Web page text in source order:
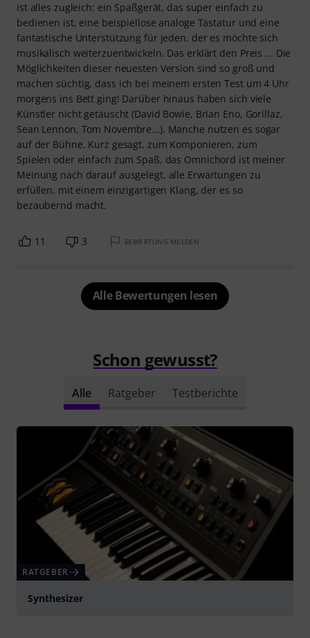
ist alles zugleich: ein Spaßgerät, das super einfach zu
bedienen ist, eine beispiellose analoge Tastatur und eine
fantastische Unterstützung für jeden, der es möchte sich
musikalisch weiterzuentwickeln. Das erklärt den Preis ... Die
Möglichkeiten dieser neuesten Version sind so groß und
machen süchtig, dass ich bei meinem ersten Test um 4 Uhr
morgens ins Bett ging! Darüber hinaus haben sich viele
Künstler nicht getäuscht (David Bowie, Brian Eno, Gorillaz,
Sean Lennon, Tom Novembre...). Manche nutzen es sogar
auf der Bühne. Kurz gesagt, zum Komponieren, zum
Spielen oder einfach zum Spaß, das Omnichord ist meiner
Meinung nach darauf ausgelegt, alle Erwartungen zu
erfüllen, mit einem einzigartigen Klang, der es so
bezaubernd macht.
11 3 BEWERTUNG MELDEN
Alle Bewertungen lesen
Schon gewusst?
Alle Ratgeber Testberichte
RATGEBER
Synthesizer